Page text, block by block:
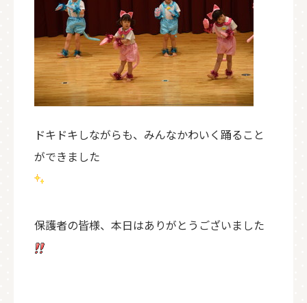
ドキドキしながらも、みんなかわいく踊ること
ができました
保護者の皆様、本日はありがとうございました